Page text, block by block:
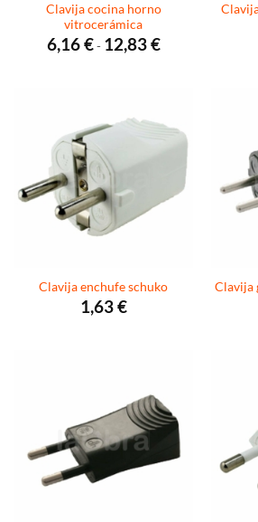
Clavija cocina horno
vitrocerámica
6,16€ - 12,83€Rango
de
Clavija enchufe schuko
1,63€
Clavija